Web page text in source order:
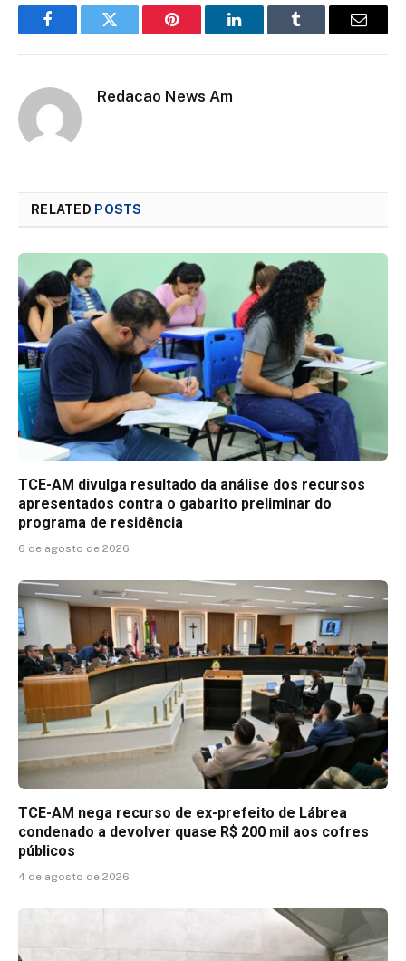
FacebookTwitter Pinterest LinkedInTumblr Email
Redacao News Am
RELATED POSTS
TCE-AM divulga resultado da análise dos recursos
apresentados contra o gabarito preliminar do
programa de residência
6 de agosto de 2026
TCE-AM nega recurso de ex-prefeito de Lábrea
condenado a devolver quase R$ 200 mil aos cofres
públicos
4 de agosto de 2026